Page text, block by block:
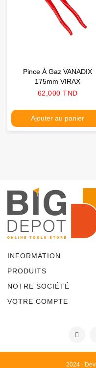
Pince À Gaz VANADIX
175mm VIRAX
Prix
62,000 TND
Ajouter au panier
INFORMATION
PRODUITS
NOTRE SOCIÉTÉ
VOTRE COMPTE
2024 -